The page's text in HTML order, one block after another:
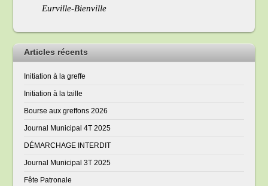
Eurville-Bienville
Articles récents
Initiation à la greffe
Initiation à la taille
Bourse aux greffons 2026
Journal Municipal 4T 2025
DÉMARCHAGE INTERDIT
Journal Municipal 3T 2025
Fête Patronale